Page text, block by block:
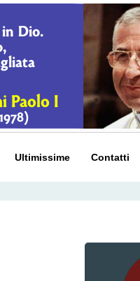
Ultimissime Contatti